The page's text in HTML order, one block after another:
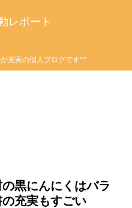
レポート
充実の個人ブログです^^
の黒にんにくはバラ
充実もすごい